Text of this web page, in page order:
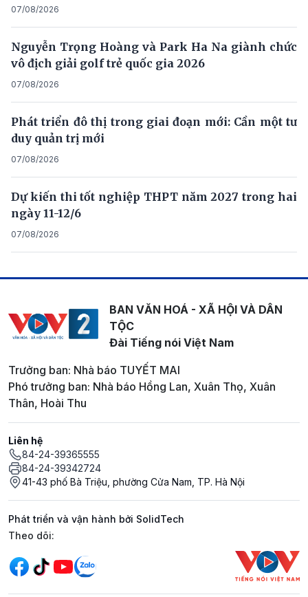
07/08/2026
Nguyễn Trọng Hoàng và Park Ha Na giành chức
vô địch giải golf trẻ quốc gia 2026
07/08/2026
Phát triển đô thị trong giai đoạn mới: Cần một tư
duy quản trị mới
07/08/2026
Dự kiến thi tốt nghiệp THPT năm 2027 trong hai
ngày 11-12/6
07/08/2026
BAN VĂN HOÁ - XÃ HỘI VÀ DÂN
TỘC
Đài Tiếng nói Việt Nam
Trưởng ban: Nhà báo TUYẾT MAI
Phó trưởng ban: Nhà báo Hồng Lan, Xuân Thọ, Xuân
Thân, Hoài Thu
Liên hệ
84-24-39365555
84-24-39342724
41-43 phố Bà Triệu, phường Cửa Nam, TP. Hà Nội
Phát triển và vận hành bởi SolidTech
Mạng xã hội
Theo dõi: